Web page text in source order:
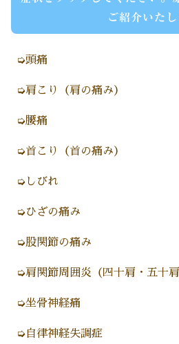
ご紹介いた
➭頭痛
➭肩こり（肩の痛み）
➭腰痛
➭首こり（首の痛み）
➭しびれ
➭ひざの痛み
➭股関節の痛み
➭肩関節周囲炎（四十肩・五十肩
➭坐骨神経痛
➭自律神経失調症